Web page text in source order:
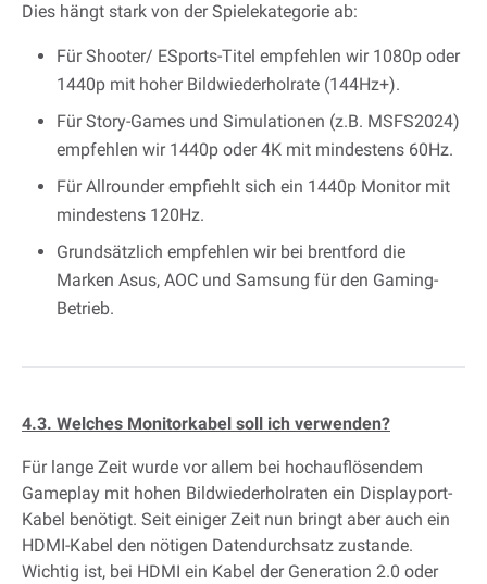
Dies hängt stark von der Spielekategorie ab:
Für Shooter/ ESports-Titel empfehlen wir 1080p oder
1440p mit hoher Bildwiederholrate (144Hz+).
Für Story-Games und Simulationen (z.B. MSFS2024)
empfehlen wir 1440p oder 4K mit mindestens 60Hz.
Für Allrounder empfiehlt sich ein 1440p Monitor mit
mindestens 120Hz.
Grundsätzlich empfehlen wir bei brentford die
Marken Asus, AOC und Samsung für den Gaming-
Betrieb.
4.3. Welches Monitorkabel soll ich verwenden?
Für lange Zeit wurde vor allem bei hochauflösendem
Gameplay mit hohen Bildwiederholraten ein Displayport-
Kabel benötigt. Seit einiger Zeit nun bringt aber auch ein
HDMI-Kabel den nötigen Datendurchsatz zustande.
Wichtig ist, bei HDMI ein Kabel der Generation 2.0 oder